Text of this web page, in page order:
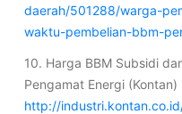
daerah/501288/warga-
waktu-pembelian-bbm-
10. Harga BBM Subsidi
Pengamat Energi (Kontan)
http://